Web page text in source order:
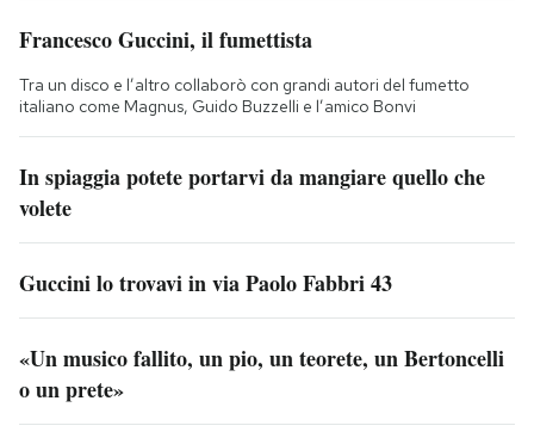
Francesco Guccini, il fumettista
Tra un disco e l’altro collaborò con grandi autori del fumetto
italiano come Magnus, Guido Buzzelli e l’amico Bonvi
In spiaggia potete portarvi da mangiare quello che
volete
Guccini lo trovavi in via Paolo Fabbri 43
«Un musico fallito, un pio, un teorete, un Bertoncelli
o un prete»